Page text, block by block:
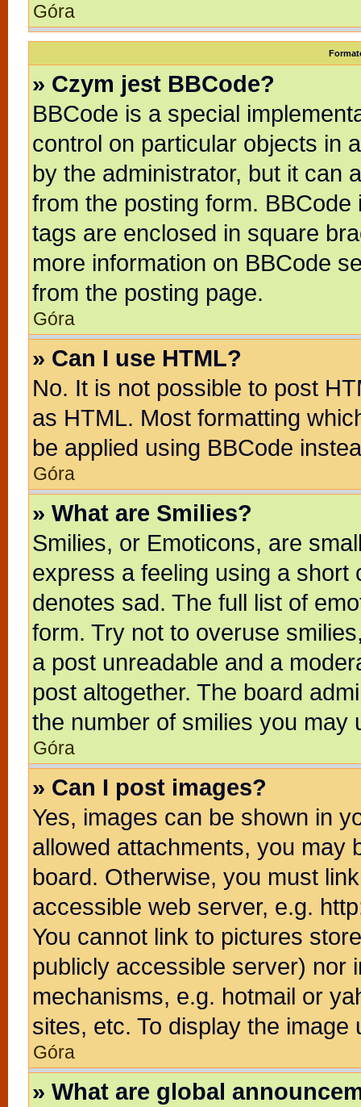
Góra
» Czym jest BBCode?
BBCode is a special
control on particular objects in
by the administrator, but it can
from the posting form.
tags are enclosed in square
more information on BBCode
from the posting page.
Góra
» Can I use HTML?
No. It is not possible to post
as HTML. Most formatting
be applied using BBCode
Góra
» What are Smilies?
Smilies, or Emoticons, are
express a feeling using a short
denotes sad. The full list of
form. Try not to overuse
a post unreadable and a
post altogether. The board
the number of smilies you may
Góra
» Can I post images?
Yes, images can be shown in
allowed attachments, you may
board. Otherwise, you must
accessible web server, e.g.
You cannot link to pictures
publicly accessible server) nor
mechanisms, e.g. hotmail or
sites, etc. To display the
Góra
» What are global